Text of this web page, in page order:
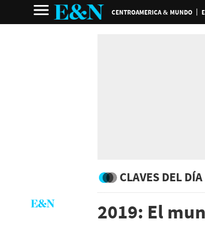
CENTROAMERICA & MUNDO
CLAVES DEL DÍA
2019: El